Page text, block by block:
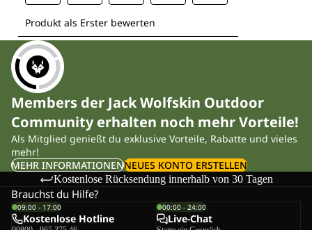
Members der Jack Wolfskin Outdoor
Community erhalten noch mehr Vorteile!
Als Mitglied genießt du exklusive Vorteile, Rabatte und vieles
mehr!
MEHR INFORMATIONENNEUES KONTO ERSTELLEN
Kostenlose Rücksendung innerhalb von 30 Tagen
Brauchst du Hilfe?
09:00 - 17:00
Kostenlose Hotline
00:00 - 24:00
Live-Chat